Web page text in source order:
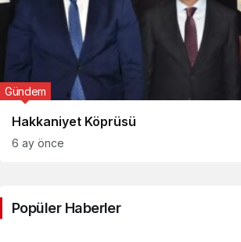
Hakkaniyet Köprüsü
Gündem
6 ay önce
Popüler Haberler